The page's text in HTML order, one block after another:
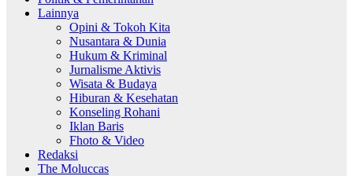
Lainnya
Opini & Tokoh Kita
Nusantara & Dunia
Hukum & Kriminal
Jurnalisme Aktivis
Wisata & Budaya
Hiburan & Kesehatan
Konseling Rohani
Iklan Baris
Fhoto & Video
Redaksi
The Moluccas